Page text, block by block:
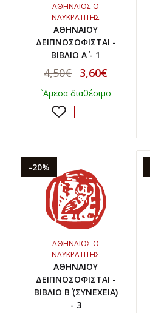
ΑΘΗΝΑΙΟΣ Ο
ΝΑΥΚΡΑΤΙΤΗΣ
ΑΘΗΝΑΙΟΥ
ΔΕΙΠΝΟΣΟΦΙΣΤΑΙ -
ΒΙΒΛΙΟ Α΄ - 1
4,50€ 3,60€
`Αμεσα διαθέσιμο
-20%
ΑΘΗΝΑΙΟΣ Ο
ΝΑΥΚΡΑΤΙΤΗΣ
ΑΘΗΝΑΙΟΥ
ΔΕΙΠΝΟΣΟΦΙΣΤΑΙ -
ΒΙΒΛΙΟ Β΄ (ΣΥΝΕΧΕΙΑ)
- 3